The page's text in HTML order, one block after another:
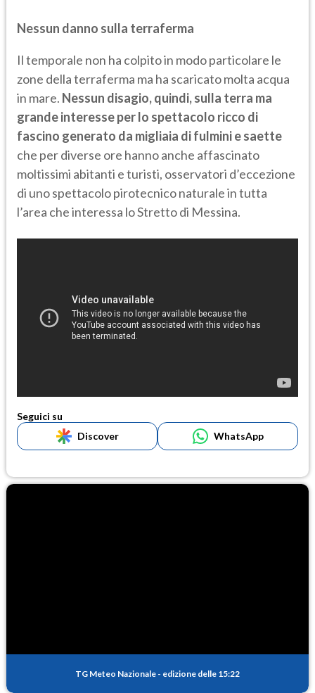
Nessun danno sulla terraferma
Il temporale non ha colpito in modo particolare le
zone della terraferma ma ha scaricato molta acqua
in mare. Nessun disagio, quindi, sulla terra ma
grande interesse per lo spettacolo ricco di
fascino generato da migliaia di fulmini e saette
che per diverse ore hanno anche affascinato
moltissimi abitanti e turisti, osservatori d’eccezione
di uno spettacolo pirotecnico naturale in tutta
l’area che interessa lo Stretto di Messina.
Seguici su
Discover
WhatsApp
TG Meteo Nazionale - edizione delle 15:22